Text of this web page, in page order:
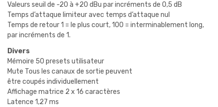
Valeurs seuil de -20 à +20 dBu par incréments de 0,5 dB
Temps d’attaque limiteur avec temps d’attaque nul
Temps de retour 1 = le plus court, 100 = interminablement long,
par incréments de 1.
Divers
Mémoire 50 presets utilisateur
Mute Tous les canaux de sortie peuvent
être coupés individuellement
Affichage matrice 2 x 16 caractères
Latence 1,27 ms